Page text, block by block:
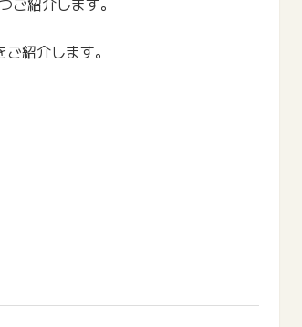
紹介します。